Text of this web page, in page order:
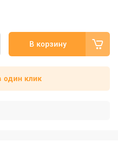
В корзину
один клик